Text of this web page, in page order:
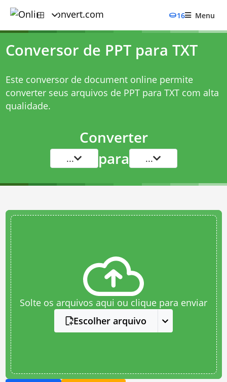
16 Menu
Conversor de PPT para TXT
Este conversor de document online permite
converter seus arquivos de PPT para TXT com alta
qualidade.
Converter
... para ...
Solte os arquivos aqui ou clique para enviar
Escolher arquivo